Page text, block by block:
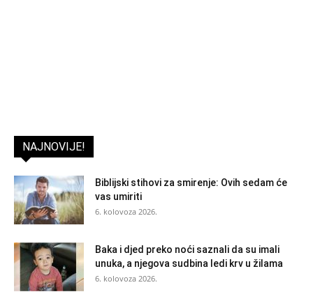
NAJNOVIJE!
Biblijski stihovi za smirenje: Ovih sedam će
vas umiriti
6. kolovoza 2026.
Baka i djed preko noći saznali da su imali
unuka, a njegova sudbina ledi krv u žilama
6. kolovoza 2026.